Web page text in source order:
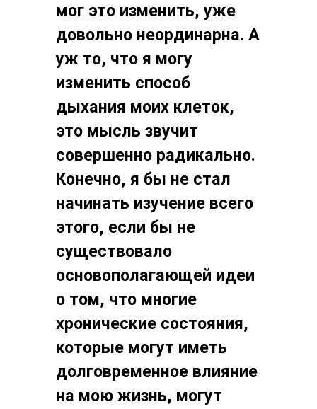
мог это изменить, уже
довольно неординарна. А
уж то, что я могу
изменить способ
дыхания моих клеток,
это мысль звучит
совершенно радикально.
Конечно, я бы не стал
начинать изучение всего
этого, если бы не
существовало
основополагающей идеи
о том, что многие
хронические состояния,
которые могут иметь
долговременное влияние
на мою жизнь, могут